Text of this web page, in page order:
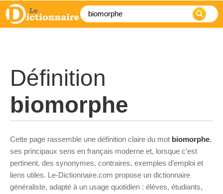
Définition
biomorphe
Cette page rassemble une définition claire du mot biomorphe,
ses principaux sens en français moderne et, lorsque c’est
pertinent, des synonymes, contraires, exemples d’emploi et
liens utiles. Le-Dictionnaire.com propose un dictionnaire
généraliste, adapté à un usage quotidien : élèves, étudiants,